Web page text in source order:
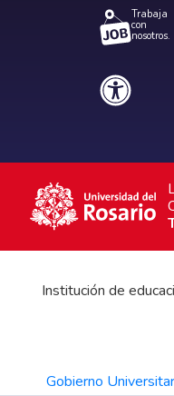
Trabaja
con
nosotros.
Institución de
Gobierno